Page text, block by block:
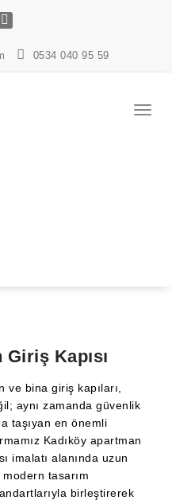
0534 040 95 59
Kapısı
ve bina giriş kapıları,
aynı zamanda güvenlik
taşıyan en önemli
Kadıköy apartman
imalatı alanında uzun
tasarım
birleştirerek